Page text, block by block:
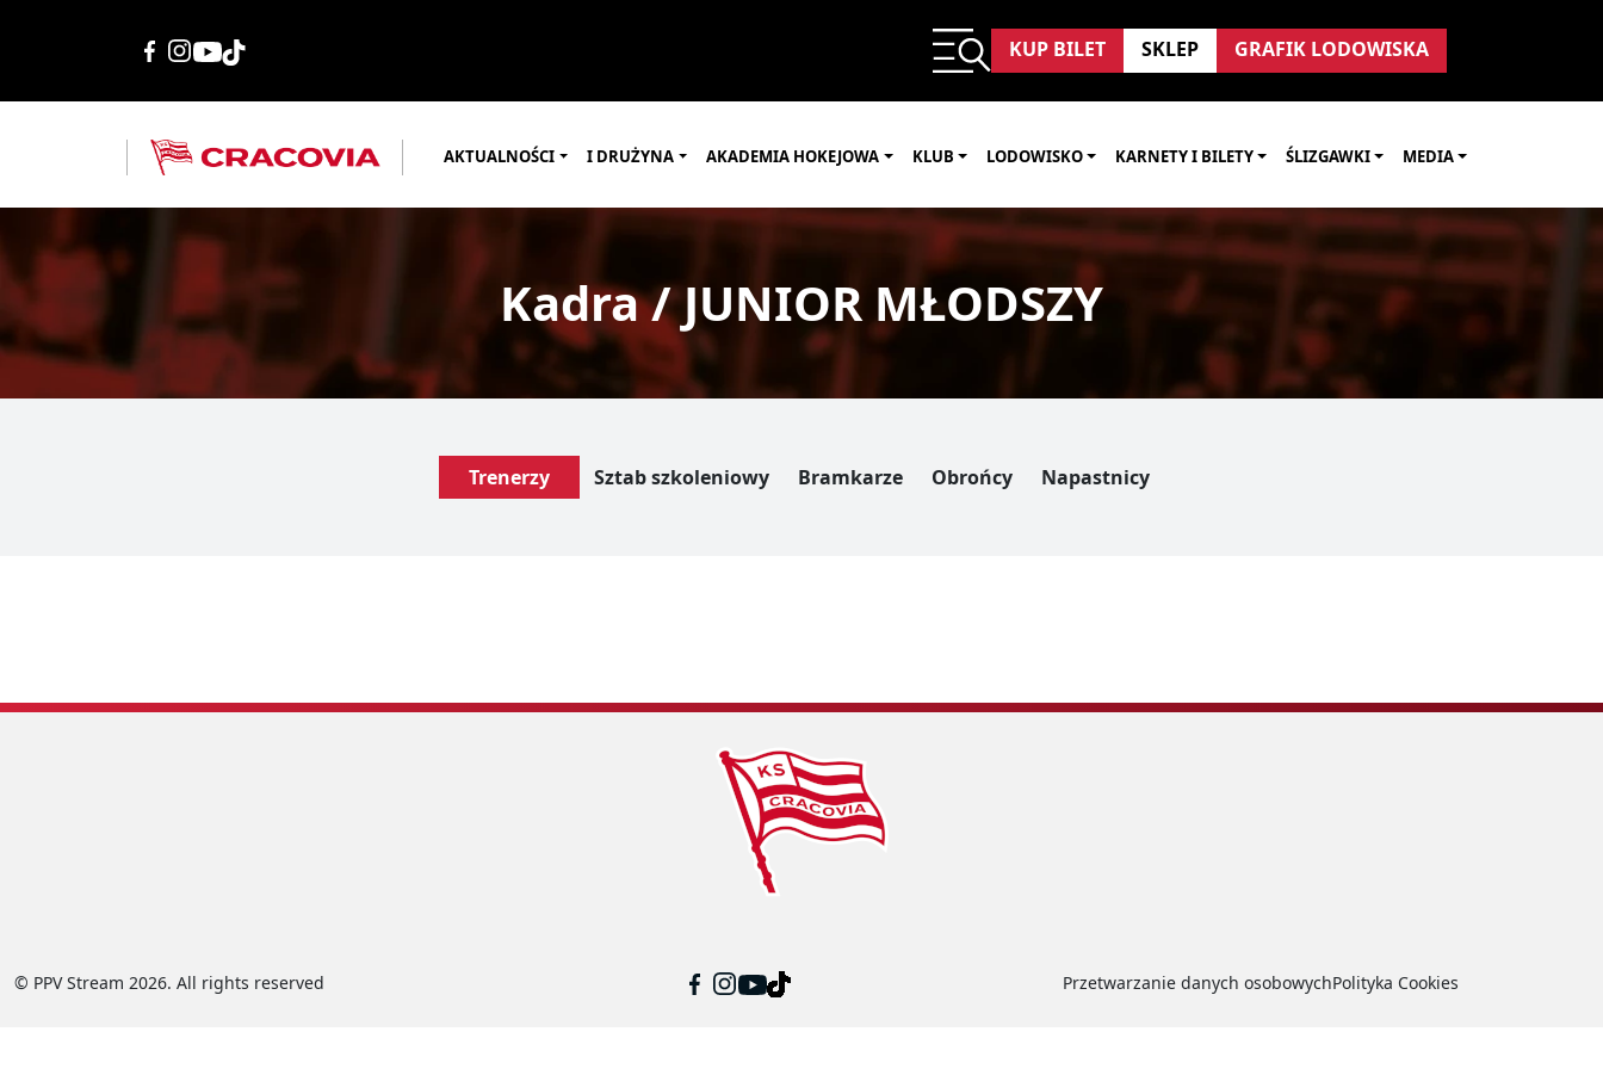
KUP BILET SKLEP GRAFIK LODOWISKA
AKTUALNOŚCI I DRUŻYNA AKADEMIA HOKEJOWA KLUB LODOWISKO KARNETY I BILETY ŚLIZGAWKI MEDIA
Kadra / JUNIOR MŁODSZY
Trenerzy Sztab szkoleniowy Bramkarze Obrońcy Napastnicy
© PPV Stream 2026. All rights reserved Przetwarzanie danych osobowychPolityka Cookies